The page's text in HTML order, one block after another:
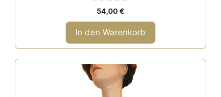
o
n
5
54,00€
In den Warenkorb